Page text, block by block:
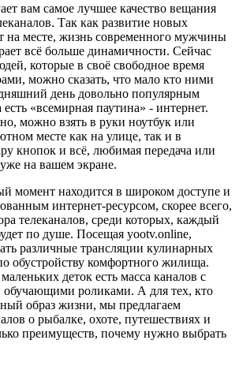
вам самое лучшее качество вещания
Так как развитие новых
на месте, жизнь современного мужчины
всё больше динамичности. Сейчас
которые в своё свободное время
можно сказать, что мало кто ними
день довольно популярным
«всемирная паутина» - интернет.
можно взять в руки ноутбук или
месте как на улице, так и в
кнопок и всё, любимая передача или
на вашем экране.
момент находится в широком доступе и
интернет-ресурсом, скорее всего,
телеканалов, среди которых, каждый
по душе. Посещая yootv.online,
различные трансляции кулинарных
обустройству комфортного жилища.
деток есть масса каналов с
роликами. А для тех, кто
образ жизни, мы предлагаем
о рыбалке, охоте, путешествиях и
преимуществ, почему нужно выбрать